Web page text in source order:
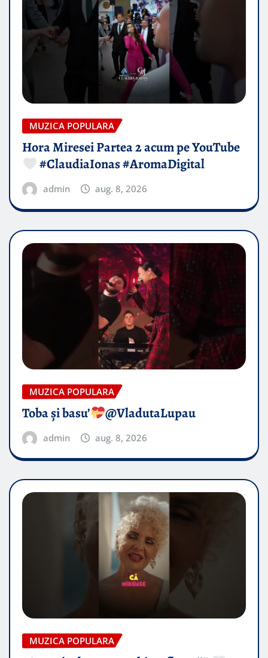
MUZICA POPULARA
Hora Miresei Partea 2 acum pe YouTube
#ClaudiaIonas #AromaDigital
admin aug. 8, 2026
MUZICA POPULARA
Toba și basu’ @VladutaLupau
admin aug. 8, 2026
MUZICA POPULARA